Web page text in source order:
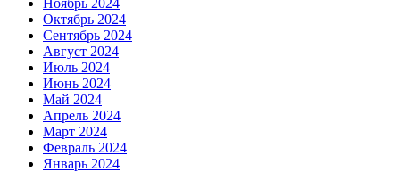
Октябрь 2024
Сентябрь 2024
Август 2024
Июль 2024
Июнь 2024
Май 2024
Апрель 2024
Март 2024
Февраль 2024
Январь 2024